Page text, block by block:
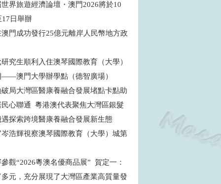
界旅遊經濟論壇・澳門2026將於10
17日舉辦
門成功發行25億元離岸人民幣地方政
究生順利入住澳琴國際教育（大學）
——澳門大學辦學點（德智廣場）
局大灣區醫康養融合發展堵點卡點助
心聯通 粵港澳代表聚焦大灣區銀髮
探索跨境醫康養融合發展新生態
浩輝視察澳琴國際教育（大學）城第
觀“2026粵澳名優商品展” 賀定一：
元，充分展現了大灣區產業高質量發